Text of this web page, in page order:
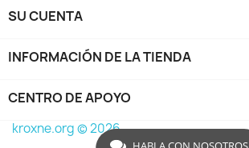
SU CUENTA
INFORMACIÓN DE LA TIENDA
CENTRO DE APOYO
kroxne.org © 2026